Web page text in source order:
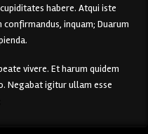
habere. Atqui iste
inquam; Duarum
vivere. Et harum quidem
Negabat igitur ullam esse